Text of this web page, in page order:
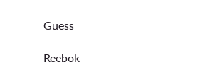
Guess
Reebok